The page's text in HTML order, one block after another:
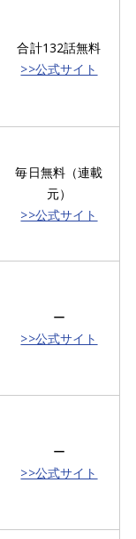
合計132話無料
>>公式サイト
毎日無料（連載
元）
>>公式サイト
ー
>>公式サイト
ー
>>公式サイト